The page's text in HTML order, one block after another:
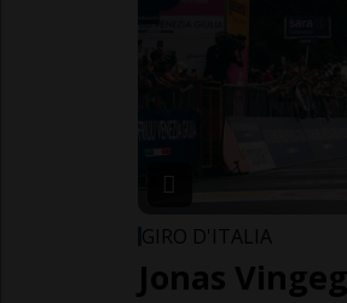
GIRO D'ITALIA
Jonas